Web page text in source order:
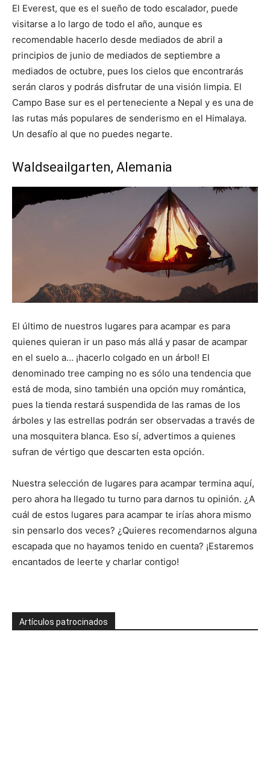
El Everest, que es el sueño de todo escalador, puede
visitarse a lo largo de todo el año, aunque es
recomendable hacerlo desde mediados de abril a
principios de junio de mediados de septiembre a
mediados de octubre, pues los cielos que encontrarás
serán claros y podrás disfrutar de una visión limpia. El
Campo Base sur es el perteneciente a Nepal y es una de
las rutas más populares de senderismo en el Himalaya.
Un desafío al que no puedes negarte.
Waldseailgarten, Alemania
El último de nuestros lugares para acampar es para
quienes quieran ir un paso más allá y pasar de acampar
en el suelo a… ¡hacerlo colgado en un árbol! El
denominado tree camping no es sólo una tendencia que
está de moda, sino también una opción muy romántica,
pues la tienda restará suspendida de las ramas de los
árboles y las estrellas podrán ser observadas a través de
una mosquitera blanca. Eso sí, advertimos a quienes
sufran de vértigo que descarten esta opción.
Nuestra selección de lugares para acampar termina aquí,
pero ahora ha llegado tu turno para darnos tu opinión. ¿A
cuál de estos lugares para acampar te irías ahora mismo
sin pensarlo dos veces? ¿Quieres recomendarnos alguna
escapada que no hayamos tenido en cuenta? ¡Estaremos
encantados de leerte y charlar contigo!
Artículos patrocinados